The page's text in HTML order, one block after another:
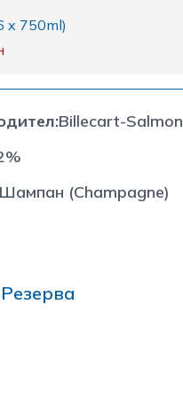
x 750ml)
:Billecart-Salmon
Шампан (Champagne)